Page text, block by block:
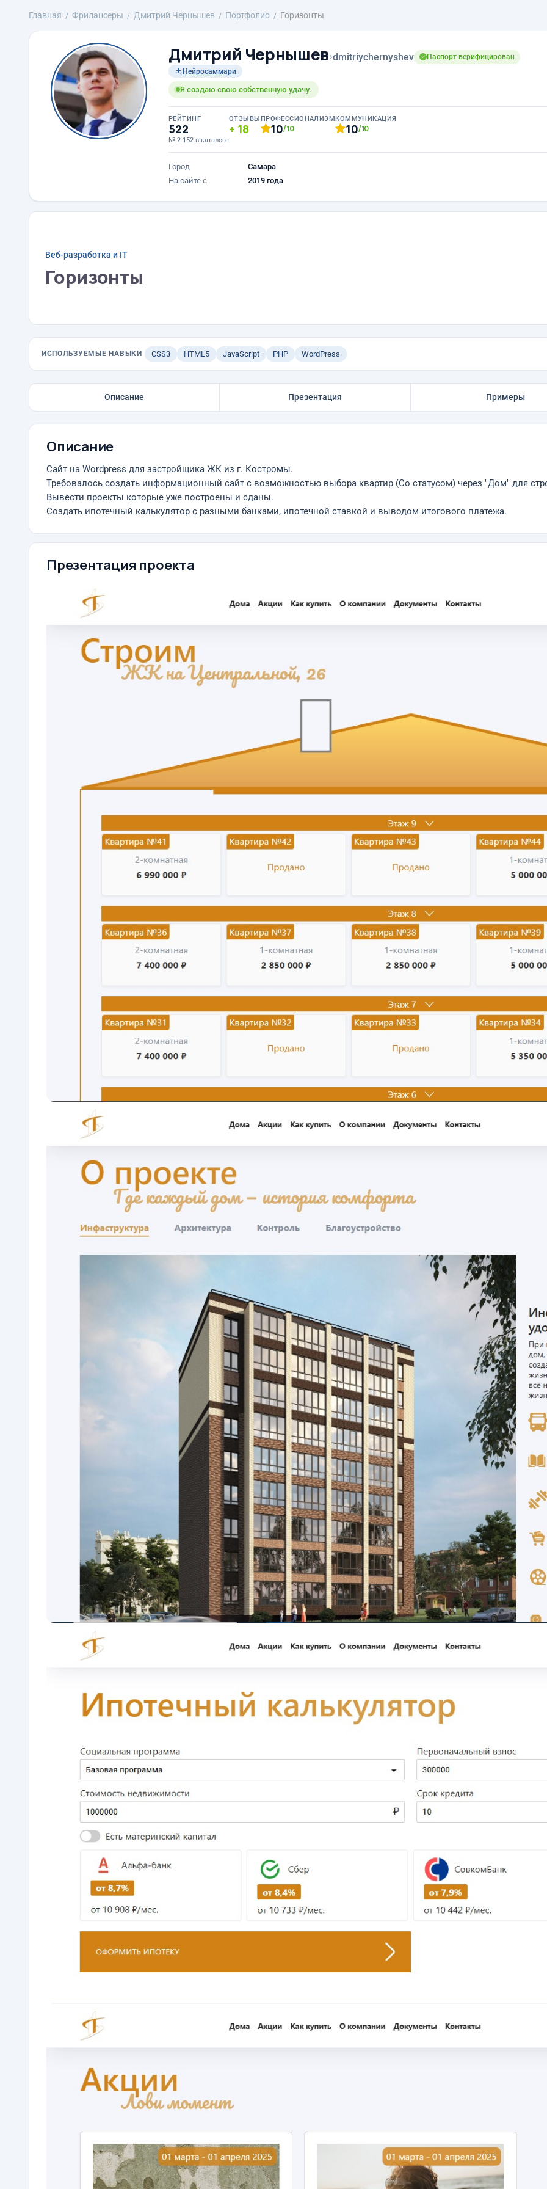
Главная Фрилансеры Дмитрий Чернышев Портфолио Горизонты
Дмитрий Чернышев›dmitriychernyshev
Паспорт верифицирован
Нейросаммари
Я создаю свою собственную удачу.
РЕЙТИНГ
522
№ 2 152 в каталоге
ОТЗЫВЫ
18
ПРОФЕССИОНАЛИЗМ
10/10
КОММУНИКАЦИЯ
10/10
Город
Самара
На сайте с
2019 года
Веб-разработка и IT
Горизонты
ИСПОЛЬЗУЕМЫЕ НАВЫКИ CSS3 HTML5 JavaScript PHP WordPress
Описание Презентация Примеры
Описание
Сайт на Wordpress для застройщика ЖК из г. Костромы.
Требовалось создать информационный сайт с возможностью выбора квартир (Со статусом) через "Дом" для
Вывести проекты которые уже построены и сданы.
Создать ипотечный калькулятор с разными банками, ипотечной ставкой и выводом итогового платежа.
Презентация проекта